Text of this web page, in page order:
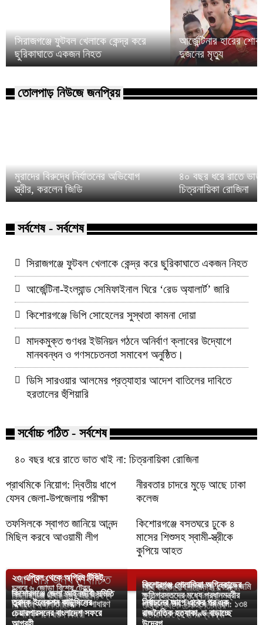
সিরাজগঞ্জে ফুটবল খেলাকে কেন্দ্র করে
ছুরিকাঘাতে একজন নিহত
আর্জেন্টিনার হারের
দুজনের মৃত্যু
তোলপাড় নিউজে জনপ্রিয়
মুরাদের বিরুদ্ধে নির্যাতনের অভিযোগ
স্ত্রীর, করলেন জিডি
৪০ বছর ধরে রাতে ভাত
চিত্রনায়িকা রোজিনা
সর্বশেষ - সর্বশেষ
সিরাজগঞ্জে ফুটবল খেলাকে কেন্দ্র করে ছুরিকাঘাতে একজন নিহত
আর্জেন্টিনা-ইংল্যান্ড সেমিফাইনাল ঘিরে ‘রেড অ্যালার্ট’ জারি
কিশোরগঞ্জে ভিপি সোহেলের সুস্থতা কামনা দোয়া
মাদকমুক্ত গুণধর ইউনিয়ন গঠনে অনির্বাণ ক্লাবের উদ্যোগে
মানববন্ধন ও গণসচেতনতা সমাবেশ অনুষ্ঠিত।
ডিসি সারওয়ার আলমের প্রত্যাহার আদেশ বাতিলের দাবিতে
হরতালের হুঁশিয়ারি
সর্বোচ্চ পঠিত - সর্বশেষ
৪০ বছর ধরে রাতে ভাত খাই না: চিত্রনায়িকা রোজিনা
প্রাথমিকে নিয়োগ: দ্বিতীয় ধাপে
যেসব জেলা-উপজেলায় পরীক্ষা
নীরবতার চাদরে মুড়ে আছে ঢাকা
কলেজ
তফসিলকে স্বাগত জানিয়ে আনন্দ
মিছিল করবে আওয়ামী লীগ
কিশোরগঞ্জে বসতঘরে ঢুকে ৪
মাসের শিশুসহ স্বামী-স্ত্রীকে
কুপিয়ে আহত
আপনার জন্য নির্বাচিত
২৩ এপ্রিল থেকে অগ্রিম টিকিট,
চলবে ৬ জোড়া বিশেষ ট্রেন
ডিবি কার্যালয়ে যাচ্ছেন হিরো আলম
হিরো আলম কী জিতে যাচ্ছেন?
আর করতে হবে না মামলা, বেদখল জমি
উদ্ধার হবে মাত্র ৭ দিনেই!
কিশোরগঞ্জে এবার ঝুমুর এর বিরুদ্ধে
শিল্পীদের মশাল মিছিল
কিশোরগঞ্জ শোলাকিয়া অগ্নিকান্ডের
ক্ষতিগ্রস্তদের মধ্যে প্রধানমন্ত্রীর
তহবিল থেকে চেক হস্তান্তর
কিশোরগঞ্জে জেলা আইনজীবী সমিতি
নির্বাচনে সভাপতি মিজান ও সাধারণ
সম্পাদক পদে রতন বিজয়ী
গাইবান্ধা উপ-নির্বাচনে অনিয়ম: ১৩৪
জনের বিরুদ্ধে ইসির ব্যবস্থা
তুরস্ক ইলেকশন কাউন্সিলের
চেয়ারপারসনের বাংলাদেশ সফরে
নির্বাচনের আগে একের পর এক
রাজনৈতিক হত্যাকাণ্ড বাড়াচ্ছে